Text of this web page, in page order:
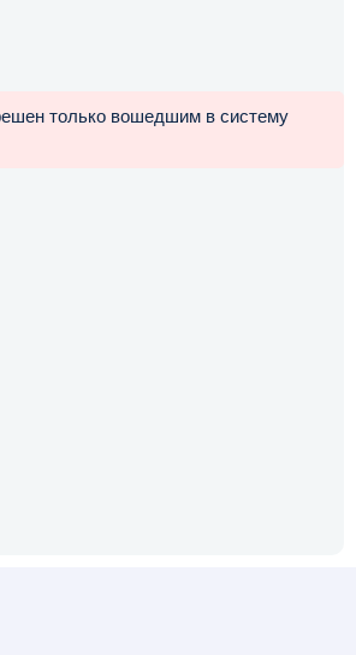
только вошедшим в систему